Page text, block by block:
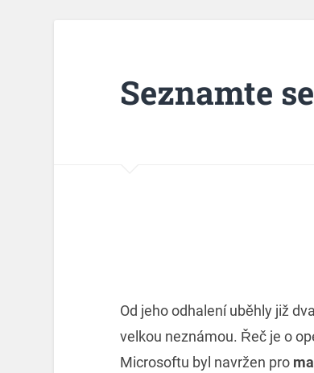
Seznamte
Od jeho odhalení uběhly již
velkou neznámou. Řeč je o
Microsoftu byl navržen pro